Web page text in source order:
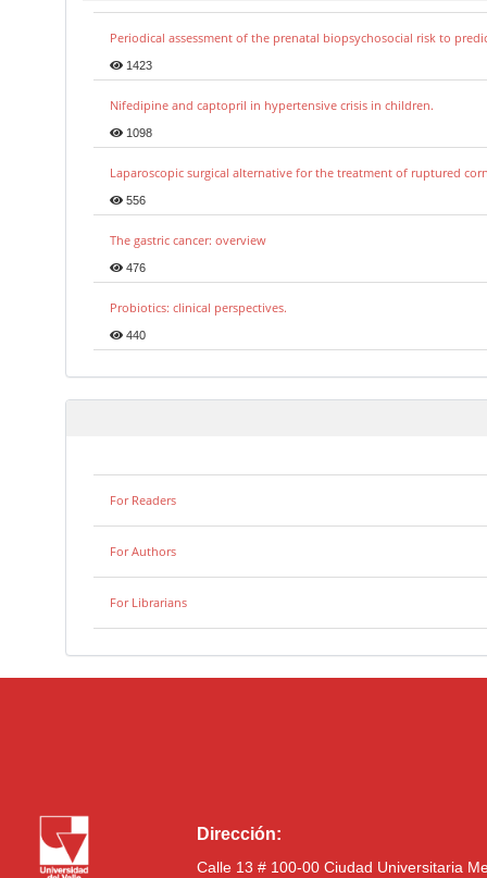
Periodical assessment of the prenatal biopsychosocial risk to
1423
Nifedipine and captopril in hypertensive crisis in children.
1098
Laparoscopic surgical alternative for the treatment of ruptured
556
The gastric cancer: overview
476
Probiotics: clinical perspectives.
440
For Readers
For Authors
For Librarians
Dirección:
Calle 13 # 100-00 Ciudad Universitaria